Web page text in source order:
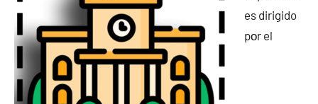
es dirigido
pοr el